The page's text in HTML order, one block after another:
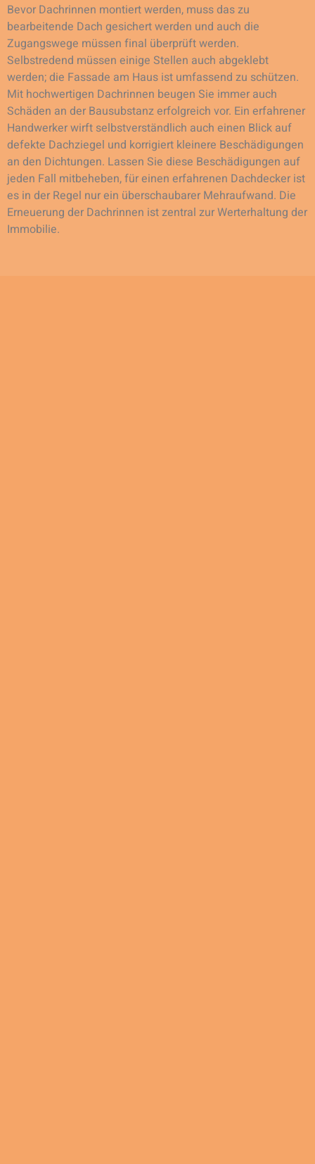
Bevor Dachrinnen montiert werden, muss das zu
bearbeitende Dach gesichert werden und auch die
Zugangswege müssen final überprüft werden.
Selbstredend müssen einige Stellen auch abgeklebt
werden; die Fassade am Haus ist umfassend zu schützen.
Mit hochwertigen Dachrinnen beugen Sie immer auch
Schäden an der Bausubstanz erfolgreich vor. Ein erfahrener
Handwerker wirft selbstverständlich auch einen Blick auf
defekte Dachziegel und korrigiert kleinere Beschädigungen
an den Dichtungen. Lassen Sie diese Beschädigungen auf
jeden Fall mitbeheben, für einen erfahrenen Dachdecker ist
es in der Regel nur ein überschaubarer Mehraufwand. Die
Erneuerung der Dachrinnen ist zentral zur Werterhaltung der
Immobilie.